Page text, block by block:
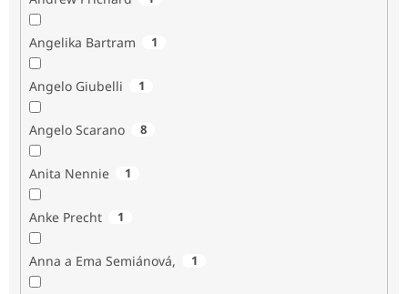
Angelika Bartram 1
Angelo Giubelli 1
Angelo Scarano 8
Anita Nennie 1
Anke Precht 1
Anna a Ema Semiánová, 1